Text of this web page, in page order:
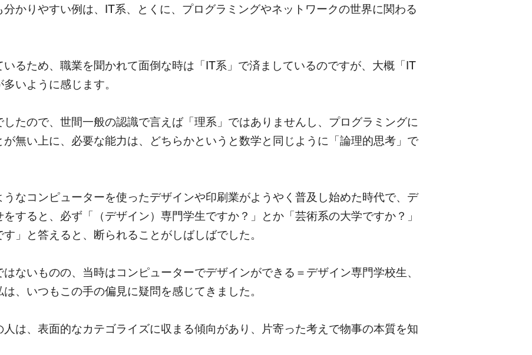
かりやすい例は、IT系、とくに、プログラミングやネットワークの世界に関わる
るため、職業を聞かれて面倒な時は「IT系」で済ましているのですが、大概「IT
いように感じます。
たので、世間一般の認識で言えば「理系」ではありませんし、プログラミングに
が無い上に、必要な能力は、どちらかというと数学と同じように「論理的思考」で
なコンピューターを使ったデザインや印刷業がようやく普及し始めた時代で、デ
すると、必ず「（デザイン）専門学生ですか？」とか「芸術系の大学ですか？」
」と答えると、断られることがしばしばでした。
ないものの、当時はコンピューターでデザインができる＝デザイン専門学校生、
、いつもこの手の偏見に疑問を感じてきました。
は、表面的なカテゴライズに収まる傾向があり、片寄った考えで物事の本質を知